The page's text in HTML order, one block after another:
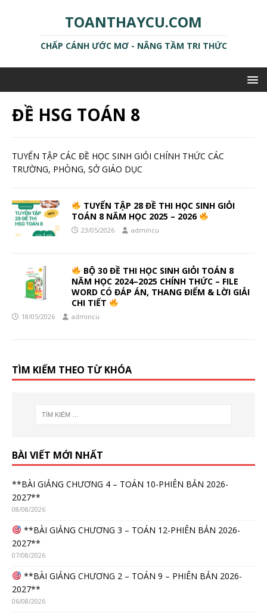
TOANTHAYCU.COM
CHẤP CÁNH ƯỚC MƠ - NÂNG TẦM TRI THỨC
ĐỀ HSG TOÁN 8
TUYỂN TẬP CÁC ĐỀ HỌC SINH GIỎI CHÍNH THỨC CÁC
TRƯỜNG, PHÒNG, SỞ GIÁO DỤC
TUYỂN TẬP 28 ĐỀ THI HỌC SINH GIỎI
TOÁN 8 NĂM HỌC 2025 – 2026
23/05/2026 admincu
BỘ 30 ĐỀ THI HỌC SINH GIỎI TOÁN 8
NĂM HỌC 2024–2025 CHÍNH THỨC – FILE
WORD CÓ ĐÁP ÁN, THANG ĐIỂM & LỜI GIẢI
CHI TIẾT
18/05/2026 admincu
TÌM KIẾM THEO TỪ KHÓA
BÀI VIẾT MỚI NHẤT
**BÀI GIẢNG CHƯƠNG 4 – TOÁN 10-PHIÊN BẢN 2026-
2027**
08/08/2026
**BÀI GIẢNG CHƯƠNG 3 – TOÁN 12-PHIÊN BẢN 2026-
2027**
07/08/2026
**BÀI GIẢNG CHƯƠNG 2 – TOÁN 9 – PHIÊN BẢN 2026-
2027**
06/08/2026